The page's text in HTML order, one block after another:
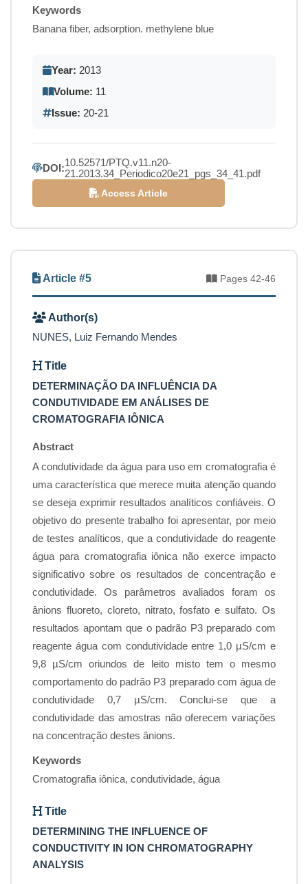
Keywords
Banana fiber, adsorption. methylene blue
Year: 2013
Volume: 11
Issue: 20-21
DOI:10.52571/PTQ.v11.n20-
21.2013.34_Periodico20e21_pgs_34_41.pdf
Access Article
Article #5 Pages 42-46
Author(s)
NUNES, Luiz Fernando Mendes
Title
DETERMINAÇÃO DA INFLUÊNCIA DA
CONDUTIVIDADE EM ANÁLISES DE
CROMATOGRAFIA IÔNICA
Abstract
A condutividade da água para uso em cromatografia é
uma característica que merece muita atenção quando
se deseja exprimir resultados analíticos confiáveis. O
objetivo do presente trabalho foi apresentar, por meio
de testes analíticos, que a condutividade do reagente
água para cromatografia iônica não exerce impacto
significativo sobre os resultados de concentração e
condutividade. Os parâmetros avaliados foram os
ânions fluoreto, cloreto, nitrato, fosfato e sulfato. Os
resultados apontam que o padrão P3 preparado com
reagente água com condutividade entre 1,0 µS/cm e
9,8 µS/cm oriundos de leito misto tem o mesmo
comportamento do padrão P3 preparado com água de
condutividade 0,7 µS/cm. Conclui-se que a
condutividade das amostras não oferecem variações
na concentração destes ânions.
Keywords
Cromatografia iônica, condutividade, água
Title
DETERMINING THE INFLUENCE OF
CONDUCTIVITY IN ION CHROMATOGRAPHY
ANALYSIS